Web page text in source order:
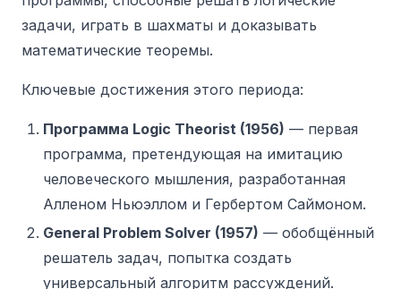
задачи, играть в шахматы и доказывать
математические теоремы.
Ключевые достижения этого периода:
Программа Logic Theorist (1956) — первая
программа, претендующая на имитацию
человеческого мышления, разработанная
Алленом Ньюэллом и Гербертом Саймоном.
General Problem Solver (1957) — обобщённый
решатель задач, попытка создать
универсальный алгоритм рассуждений.